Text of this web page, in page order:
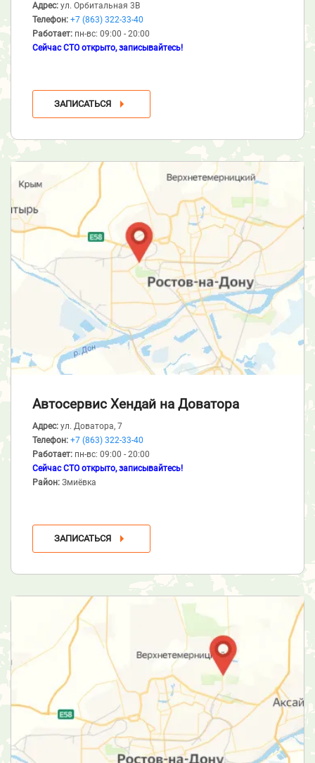
Адрес: ул. Орбитальная 3В
Телефон: +7 (863) 322-33-40
Работает: пн-вс: 09:00 - 20:00
Сейчас СТО открыто, записывайтесь!
ЗАПИСАТЬСЯ
Автосервис Хендай на Доватора
Адрес: ул. Доватора, 7
Телефон: +7 (863) 322-33-40
Работает: пн-вс: 09:00 - 20:00
Сейчас СТО открыто, записывайтесь!
Район: Змиёвка
ЗАПИСАТЬСЯ